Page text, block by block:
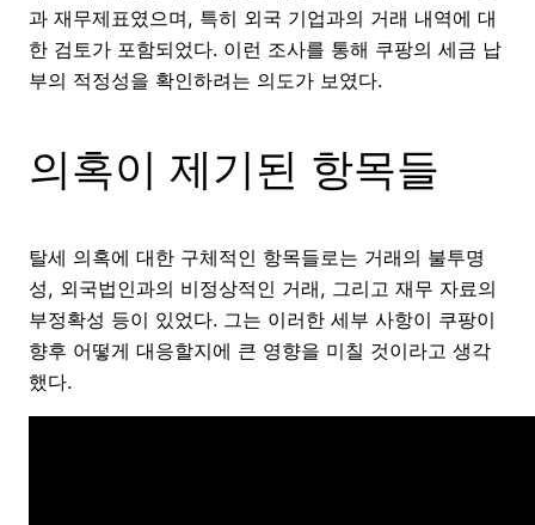
과 재무제표였으며, 특히 외국 기업과의 거래 내역에 대
한 검토가 포함되었다. 이런 조사를 통해 쿠팡의 세금 납
부의 적정성을 확인하려는 의도가 보였다.
의혹이 제기된 항목들
탈세 의혹에 대한 구체적인 항목들로는 거래의 불투명
성, 외국법인과의 비정상적인 거래, 그리고 재무 자료의
부정확성 등이 있었다. 그는 이러한 세부 사항이 쿠팡이
향후 어떻게 대응할지에 큰 영향을 미칠 것이라고 생각
했다.